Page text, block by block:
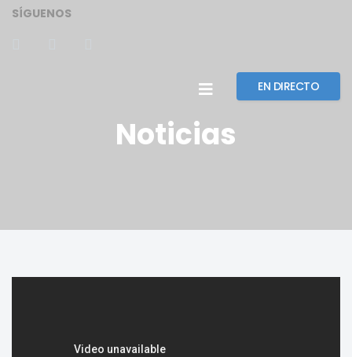
SÍGUENOS
EN DIRECTO
Noticias